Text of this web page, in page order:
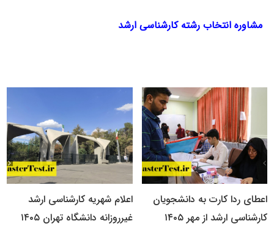
مشاوره انتخاب رشته کارشناسی ارشد
اعطای ردا کارت به دانشجویان
کارشناسی ارشد از مهر ۱۴۰۵
اعلام شهریه کارشناسی ارشد
غیرروزانه دانشگاه تهران ۱۴۰۵